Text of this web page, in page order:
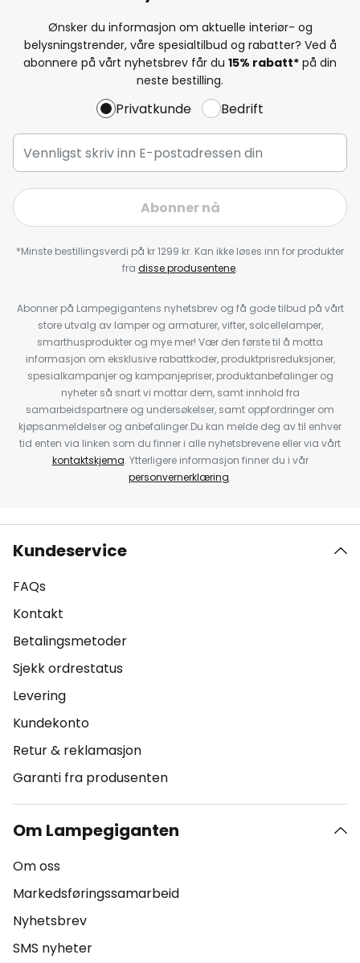
Ønsker du informasjon om aktuelle interiør- og
belysningstrender, våre spesialtilbud og rabatter? Ved å
abonnere på vårt nyhetsbrev får du 15% rabatt* på din
neste bestilling.
Privatkunde Bedrift
Abonner nå
*Minste bestillingsverdi på kr 1299 kr. Kan ikke løses inn for produkter
fra disse produsentene.
Abonner på Lampegigantens nyhetsbrev og få gode tilbud på vårt
store utvalg av lamper og armaturer, vifter, solcellelamper,
smarthusprodukter og mye mer! Vær den første til å motta
informasjon om eksklusive rabattkoder, produktprisreduksjoner,
spesialkampanjer og kampanjepriser, produktanbefalinger og
nyheter så snart vi mottar dem, samt innhold fra
samarbeidspartnere og undersøkelser, samt oppfordringer om
kjøpsanmeldelser og anbefalinger.Du kan melde deg av til enhver
tid enten via linken som du finner i alle nyhetsbrevene eller via vårt
kontaktskjema. Ytterligere informasjon finner du i vår
personvernerklæring.
Kundeservice
FAQs
Kontakt
Betalingsmetoder
Sjekk ordrestatus
Levering
Kundekonto
Retur & reklamasjon
Garanti fra produsenten
Om Lampegiganten
Om oss
Markedsføringssamarbeid
Nyhetsbrev
SMS nyheter